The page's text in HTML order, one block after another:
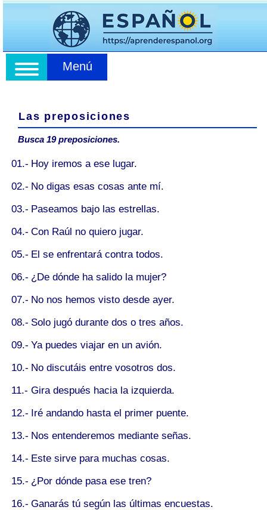
Menú
Las preposiciones
Busca 19 preposiciones.
01.- Hoy iremos aese lugar.
02.- No digas esas cosas ante mí.
03.- Paseamos bajo las estrellas.
04.- Con Raúl no quiero jugar.
05.- El se enfrentará contratodos.
06.- ¿De dónde ha salido la mujer?
07.- No nos hemos visto desde ayer.
08.- Solo jugó durante dos o tres años.
09.- Ya puedes viajar en un avión.
10.- No discutáis entre vosotros dos.
11.- Gira después haciala izquierda.
12.- Iré andando hastael primer puente.
13.- Nos entenderemos mediante señas.
14.- Este sirve paramuchas cosas.
15.- ¿Por dónde pasa ese tren?
16.- Ganarás tú según las últimas encuestas.